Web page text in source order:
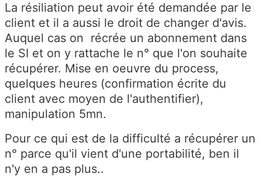
La résiliation peut avoir été demandée par le
client et il a aussi le droit de changer d'avis.
Auquel cas on récrée un abonnement dans
le SI et on y rattache le n° que l'on souhaite
récupérer. Mise en oeuvre du process,
quelques heures (confirmation écrite du
client avec moyen de l'authentifier),
manipulation 5mn.
Pour ce qui est de la difficulté a récupérer un
n° parce qu'il vient d'une portabilité, ben il
n'y en a pas plus..